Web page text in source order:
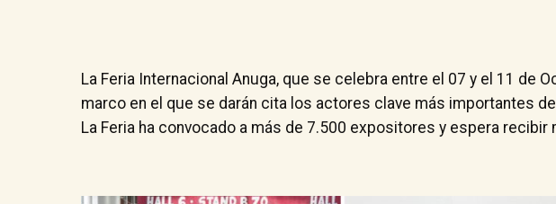
La Feria Internacional Anuga, que se celebra entre el 07 y el 11 de
marco en el que se darán cita los actores clave más importantes
La Feria ha convocado a más de 7.500 expositores y espera